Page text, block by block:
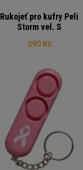
Rukojeť pro kufry Peli
Storm vel. S
390 Kč